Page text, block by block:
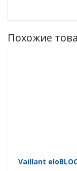
Похожие
Vaillant